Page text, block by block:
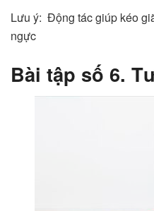
Lưu ý: Động tác giúp kéo
ngực
Bài tập số 6.